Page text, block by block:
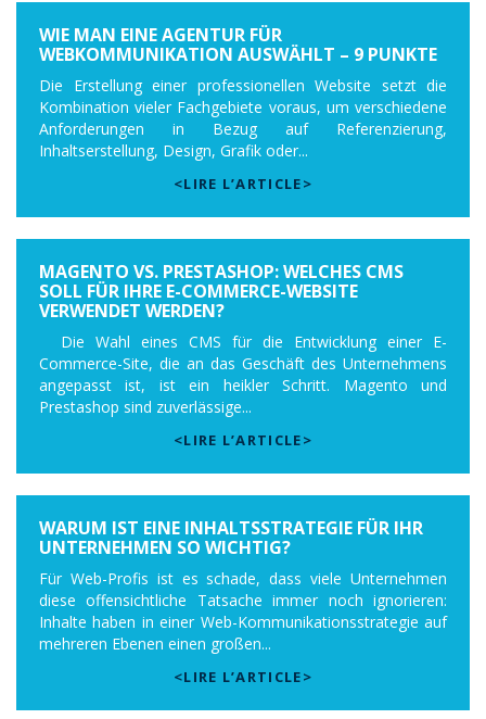
WIE MAN EINE AGENTUR FÜR
WEBKOMMUNIKATION AUSWÄHLT – 9 PUNKTE
Die Erstellung einer professionellen Website setzt die
Kombination vieler Fachgebiete voraus, um verschiedene
Anforderungen in Bezug auf Referenzierung,
Inhaltserstellung, Design, Grafik oder...
<LIRE L’ARTICLE>
MAGENTO VS. PRESTASHOP: WELCHES CMS
SOLL FÜR IHRE E-COMMERCE-WEBSITE
VERWENDET WERDEN?
Die Wahl eines CMS für die Entwicklung einer E-
Commerce-Site, die an das Geschäft des Unternehmens
angepasst ist, ist ein heikler Schritt. Magento und
Prestashop sind zuverlässige...
<LIRE L’ARTICLE>
WARUM IST EINE INHALTSSTRATEGIE FÜR IHR
UNTERNEHMEN SO WICHTIG?
Für Web-Profis ist es schade, dass viele Unternehmen
diese offensichtliche Tatsache immer noch ignorieren:
Inhalte haben in einer Web-Kommunikationsstrategie auf
mehreren Ebenen einen großen...
<LIRE L’ARTICLE>